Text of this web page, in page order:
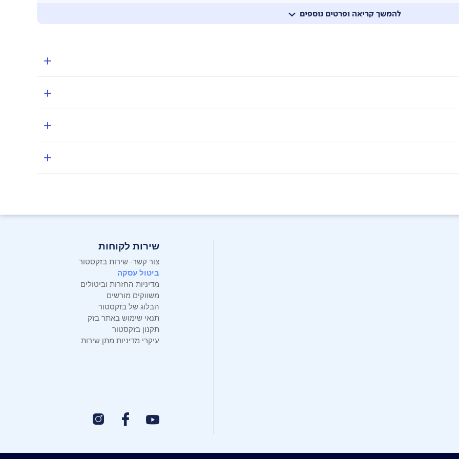
להמשך קריאה ופרטים נוספים
שירות לקוחות
צור קשר- שירות בזקסטור
ביטול עסקה
מדיניות החזרות וביטולים
משווקים מורשים
הבלוג של בזקסטור
תנאי שימוש באתר בזק
תקנון בזקסטור
עיקרי מדיניות מתן שירות